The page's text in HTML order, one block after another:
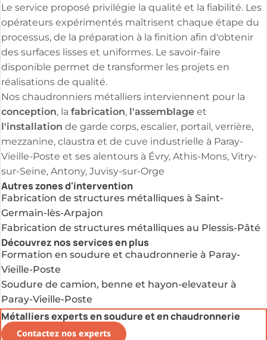
Le service proposé privilégie la qualité et la fiabilité. Les
opérateurs expérimentés maîtrisent chaque étape du
processus, de la préparation à la finition afin d'obtenir
des surfaces lisses et uniformes. Le savoir-faire
disponible permet de transformer les projets en
réalisations de qualité.
Nos chaudronniers métalliers interviennent pour la
conception, la fabrication, l'assemblageet
l'installation de garde corps, escalier, portail, verrière,
mezzanine, claustra et de cuve industrielle à Paray-
Vieille-Poste et ses alentours à Évry, Athis-Mons, Vitry-
sur-Seine, Antony, Juvisy-sur-Orge
Autres zones d'intervention
Fabrication de structures métalliques à Saint-
Germain-lès-Arpajon
Fabrication de structures métalliques au Plessis-Pâté
Découvrez nos services en plus
Formation en soudure et chaudronnerie à Paray-
Vieille-Poste
Soudure de camion, benne et hayon-elevateur à
Paray-Vieille-Poste
Métalliers experts en soudure et en chaudronnerie
Contactez nos experts